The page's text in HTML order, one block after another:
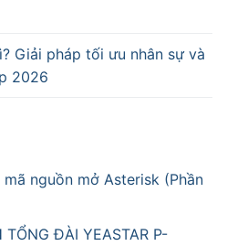
Giải pháp tối ưu nhân sự và
2026
nguồn mở Asterisk (Phần
ĐÀI YEASTAR P-